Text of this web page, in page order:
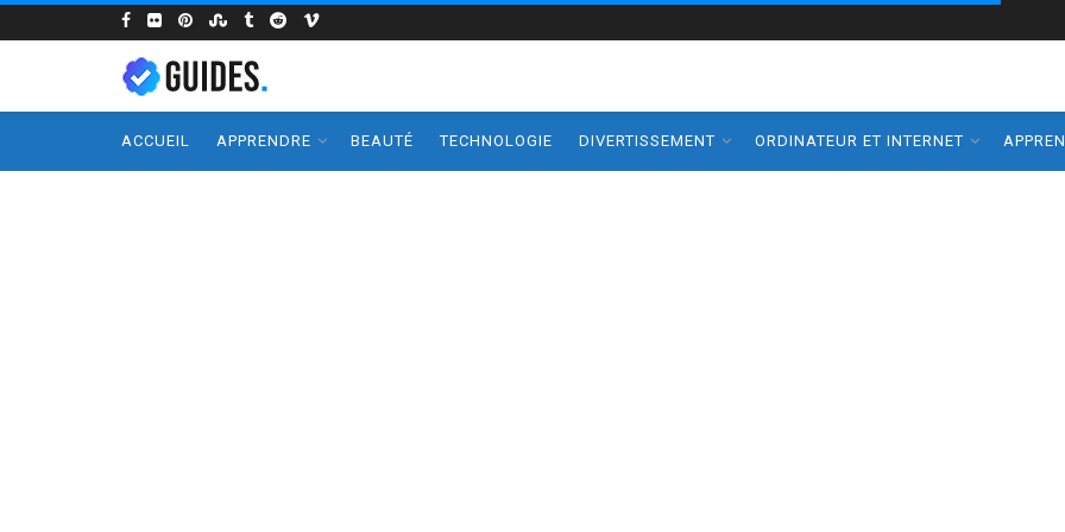
ACCUEIL APPRENDRE BEAUTÉ TECHNOLOGIE DIVERTISSEMENT ORDINATEUR ET INTERNET